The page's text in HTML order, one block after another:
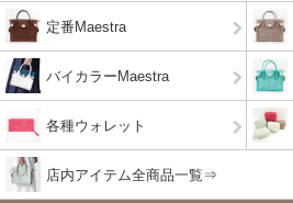
定番Maestra
バイカラーMaestra
各種ウォレット
店内アイテム全商品一覧⇒